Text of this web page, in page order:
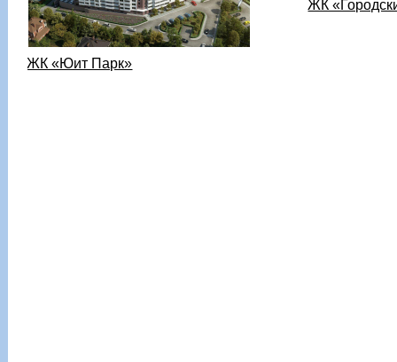
ЖК
ЖК «Юит Парк»